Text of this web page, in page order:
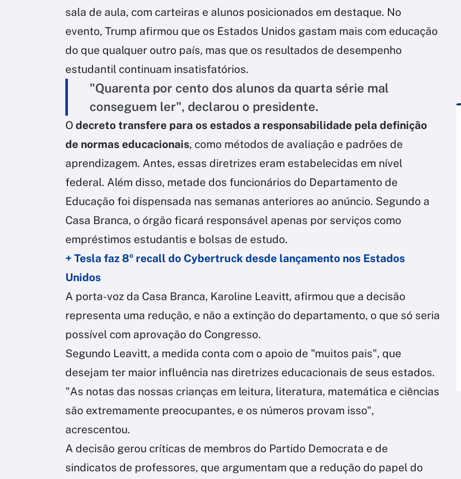
sala de aula, com carteiras e alunos posicionados em destaque. No
evento, Trump afirmou que os Estados Unidos gastam mais com educação
do que qualquer outro país, mas que os resultados de desempenho
estudantil continuam insatisfatórios.
"Quarenta por cento dos alunos da quarta série mal
conseguem ler", declarou o presidente.
O decreto transfere para os estados a responsabilidade pela definição
de normas educacionais, como métodos de avaliação e padrões de
aprendizagem. Antes, essas diretrizes eram estabelecidas em nível
federal. Além disso, metade dos funcionários do Departamento de
Educação foi dispensada nas semanas anteriores ao anúncio. Segundo a
Casa Branca, o órgão ficará responsável apenas por serviços como
empréstimos estudantis e bolsas de estudo.
+ Tesla faz 8º recall do Cybertruck desde lançamento nos Estados
Unidos
A porta-voz da Casa Branca, Karoline Leavitt, afirmou que a decisão
representa uma redução, e não a extinção do departamento, o que só seria
possível com aprovação do Congresso.
Segundo Leavitt, a medida conta com o apoio de "muitos pais", que
desejam ter maior influência nas diretrizes educacionais de seus estados.
"As notas das nossas crianças em leitura, literatura, matemática e ciências
são extremamente preocupantes, e os números provam isso",
acrescentou.
A decisão gerou críticas de membros do Partido Democrata e de
sindicatos de professores, que argumentam que a redução do papel do